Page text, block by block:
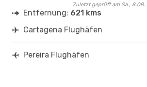
Zuletzt geprüft am Sa., 8.08.
Entfernung: 621 kms
Cartagena Flughäfen
Pereira Flughäfen